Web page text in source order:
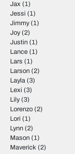
Jax (1)
Jessi (1)
Jimmy(1)
Joy(2)
Justin (1)
Lance (1)
Lars (1)
Larson (2)
Layla (3)
Lexi (3)
Lily(3)
Lorenzo (2)
Lori (1)
Lynn (2)
Mason (1)
Maverick (2)